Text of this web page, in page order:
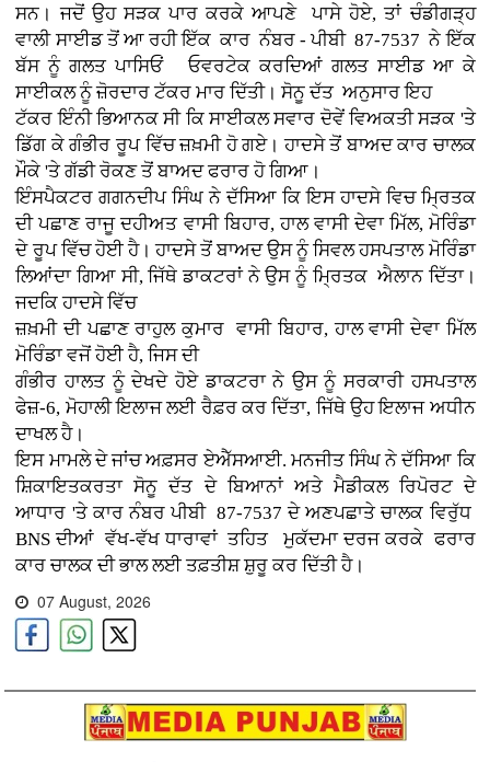
ਸਨ। ਜਦੋਂ ਉਹ ਸੜਕ ਪਾਰ ਕਰਕੇ ਆਪਣੇ ਪਾਸੇ ਹੋਏ, ਤਾਂ ਚੰਡੀਗੜ੍ਹ
ਵਾਲੀ ਸਾਈਡ ਤੋਂ ਆ ਰਹੀ ਇੱਕ ਕਾਰ ਨੰਬਰ - ਪੀਬੀ 87-7537 ਨੇ ਇੱਕ
ਬੱਸ ਨੂੰ ਗਲਤ ਪਾਸਿਓਂ ਓਵਰਟੇਕ ਕਰਦਿਆਂ ਗਲਤ ਸਾਈਡ ਆ ਕੇ
ਸਾਈਕਲ ਨੂੰ ਜ਼ੋਰਦਾਰ ਟੱਕਰ ਮਾਰ ਦਿੱਤੀ। ਸੋਨੂ ਦੱਤ ਅਨੁਸਾਰ ਇਹ
ਟੱਕਰ ਇੰਨੀ ਭਿਆਨਕ ਸੀ ਕਿ ਸਾਈਕਲ ਸਵਾਰ ਦੋਵੇਂ ਵਿਅਕਤੀ ਸੜਕ 'ਤੇ
ਡਿੱਗ ਕੇ ਗੰਭੀਰ ਰੂਪ ਵਿੱਚ ਜ਼ਖ਼ਮੀ ਹੋ ਗਏ। ਹਾਦਸੇ ਤੋਂ ਬਾਅਦ ਕਾਰ ਚਾਲਕ
ਮੌਕੇ 'ਤੇ ਗੱਡੀ ਰੋਕਣ ਤੋਂ ਬਾਅਦ ਫਰਾਰ ਹੋ ਗਿਆ।
ਇੰਸਪੈਕਟਰ ਗਗਨਦੀਪ ਸਿੰਘ ਨੇ ਦੱਸਿਆ ਕਿ ਇਸ ਹਾਦਸੇ ਵਿਚ ਮ੍ਰਿਤਕ
ਦੀ ਪਛਾਣ ਰਾਜੂ ਦਹੀਅਤ ਵਾਸੀ ਬਿਹਾਰ, ਹਾਲ ਵਾਸੀ ਦੇਵਾ ਮਿੱਲ, ਮੋਰਿੰਡਾ
ਦੇ ਰੂਪ ਵਿੱਚ ਹੋਈ ਹੈ। ਹਾਦਸੇ ਤੋਂ ਬਾਅਦ ਉਸ ਨੂੰ ਸਿਵਲ ਹਸਪਤਾਲ ਮੋਰਿੰਡਾ
ਲਿਆਂਦਾ ਗਿਆ ਸੀ, ਜਿੱਥੇ ਡਾਕਟਰਾਂ ਨੇ ਉਸ ਨੂੰ ਮ੍ਰਿਤਕ ਐਲਾਨ ਦਿੱਤਾ।
ਜਦਕਿ ਹਾਦਸੇ ਵਿੱਚ
ਜ਼ਖ਼ਮੀ ਦੀ ਪਛਾਣ ਰਾਹੁਲ ਕੁਮਾਰ ਵਾਸੀ ਬਿਹਾਰ, ਹਾਲ ਵਾਸੀ ਦੇਵਾ ਮਿੱਲ
ਮੋਰਿੰਡਾ ਵਜੋਂ ਹੋਈ ਹੈ, ਜਿਸ ਦੀ
ਗੰਭੀਰ ਹਾਲਤ ਨੂੰ ਦੇਖਦੇ ਹੋਏ ਡਾਕਟਰਾ ਨੇ ਉਸ ਨੂੰ ਸਰਕਾਰੀ ਹਸਪਤਾਲ
ਫੇਜ਼-6, ਮੋਹਾਲੀ ਇਲਾਜ ਲਈ ਰੈਫ਼ਰ ਕਰ ਦਿੱਤਾ, ਜਿੱਥੇ ਉਹ ਇਲਾਜ ਅਧੀਨ
ਦਾਖਲ ਹੈ।
ਇਸ ਮਾਮਲੇ ਦੇ ਜਾਂਚ ਅਫ਼ਸਰ ਏਐੱਸਆਈ. ਮਨਜੀਤ ਸਿੰਘ ਨੇ ਦੱਸਿਆ ਕਿ
ਸ਼ਿਕਾਇਤਕਰਤਾ ਸੋਨੂ ਦੱਤ ਦੇ ਬਿਆਨਾਂ ਅਤੇ ਮੈਡੀਕਲ ਰਿਪੋਰਟ ਦੇ
ਆਧਾਰ 'ਤੇ ਕਾਰ ਨੰਬਰ ਪੀਬੀ 87-7537 ਦੇ ਅਣਪਛਾਤੇ ਚਾਲਕ ਵਿਰੁੱਧ
BNS ਦੀਆਂ ਵੱਖ-ਵੱਖ ਧਾਰਾਵਾਂ ਤਹਿਤ ਮੁਕੱਦਮਾ ਦਰਜ ਕਰਕੇ ਫਰਾਰ
ਕਾਰ ਚਾਲਕ ਦੀ ਭਾਲ ਲਈ ਤਫ਼ਤੀਸ਼ ਸ਼ੁਰੂ ਕਰ ਦਿੱਤੀ ਹੈ।
07 August, 2026